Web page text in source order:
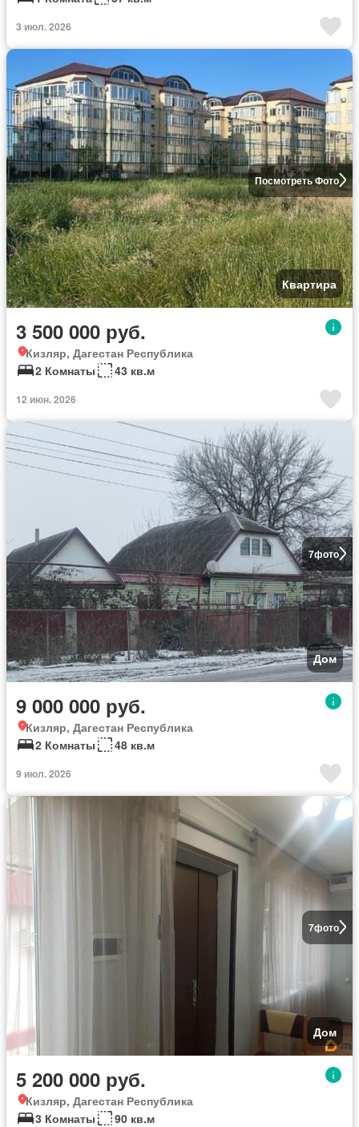
3 июл. 2026
Посмотреть Фото
Квартира
3 500 000 руб.
Кизляр, Дагестан Республика
2 Комнаты
43 кв.м
12 июн. 2026
7фото
Дом
9 000 000 руб.
Кизляр, Дагестан Республика
2 Комнаты
48 кв.м
9 июл. 2026
7фото
Дом
5 200 000 руб.
Кизляр, Дагестан Республика
3 Комнаты
90 кв.м